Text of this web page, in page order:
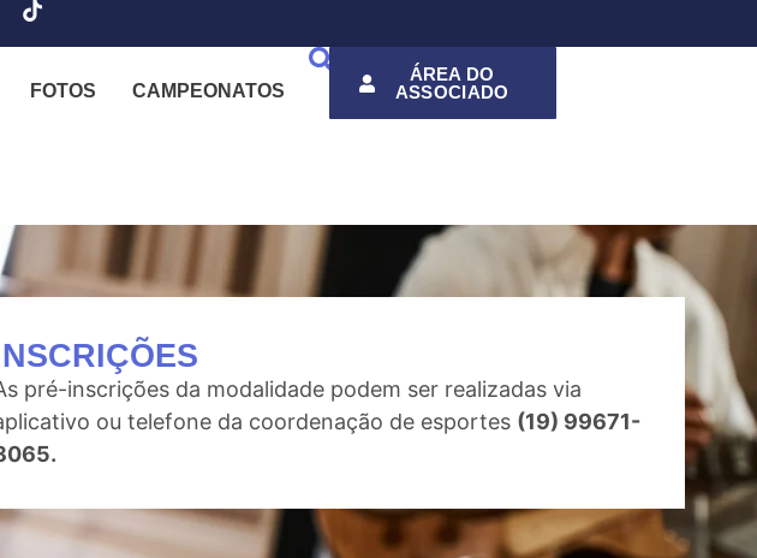
FOTOS CAMPEONATOS
ÁREA DO
ASSOCIADO
pré-inscrições da modalidade podem ser realizadas via
ou telefone da coordenação de esportes (19) 99671-